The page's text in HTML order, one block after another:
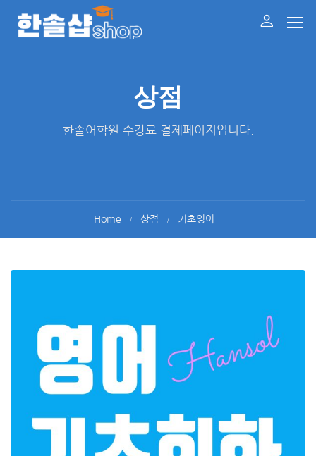
상점
한솔어학원 수강료 결제페이지입니다.
Home 상점 기초영어